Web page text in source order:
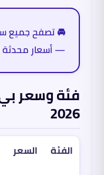
— أسعار محدثة
2026
الفئة السعر